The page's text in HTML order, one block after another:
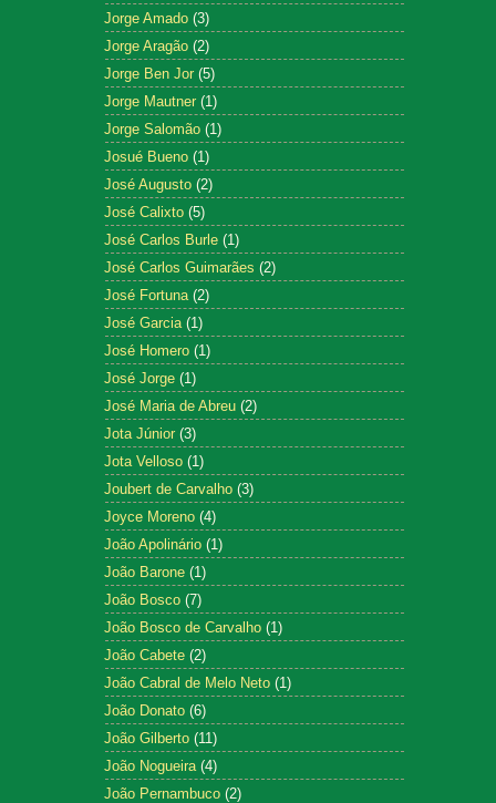
Jorge Amado (3)
Jorge Aragão (2)
Jorge Ben Jor (5)
Jorge Mautner (1)
Jorge Salomão (1)
Josué Bueno (1)
José Augusto (2)
José Calixto (5)
José Carlos Burle (1)
José Carlos Guimarães (2)
José Fortuna (2)
José Garcia (1)
José Homero (1)
José Jorge (1)
José Maria de Abreu (2)
Jota Júnior (3)
Jota Velloso (1)
Joubert de Carvalho (3)
Joyce Moreno (4)
João Apolinário (1)
João Barone (1)
João Bosco (7)
João Bosco de Carvalho (1)
João Cabete (2)
João Cabral de Melo Neto (1)
João Donato (6)
João Gilberto (11)
João Nogueira (4)
João Pernambuco (2)